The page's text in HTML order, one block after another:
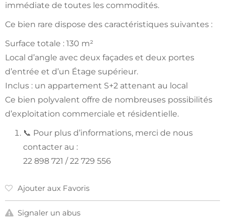
immédiate de toutes les commodités.
Ce bien rare dispose des caractéristiques suivantes :
Surface totale : 130 m²
Local d’angle avec deux façades et deux portes
d’entrée et d’un Étage supérieur.
Inclus : un appartement S+2 attenant au local
Ce bien polyvalent offre de nombreuses possibilités
d’exploitation commerciale et résidentielle.
📞 Pour plus d’informations, merci de nous
contacter au :
22 898 721 / 22 729 556
Ajouter aux Favoris
Signaler un abus